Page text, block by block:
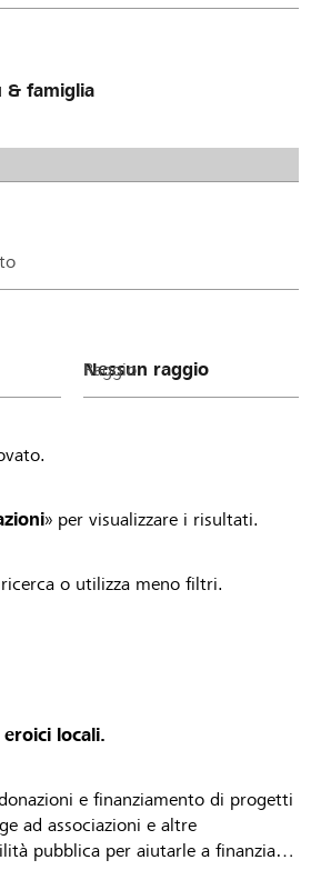
Raggio
» per visualizzare i risultati.
o utilizza meno filtri.
locali.
e finanziamento di progetti
ad associazioni e altre
pubblica per aiutarle a finanziare